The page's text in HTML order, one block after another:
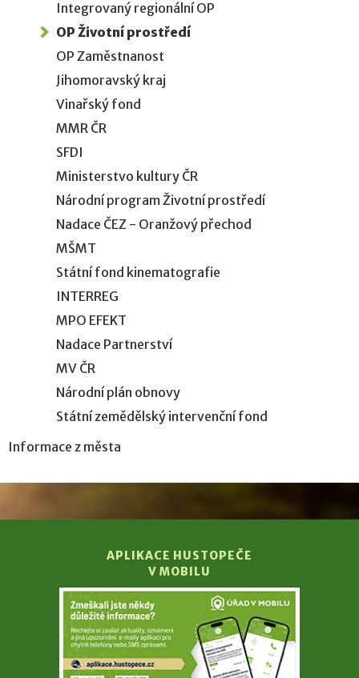
Integrovaný regionální OP
OP Životní prostředí
OP Zaměstnanost
Jihomoravský kraj
Vinařský fond
MMR ČR
SFDI
Ministerstvo kultury ČR
Národní program Životní prostředí
Nadace ČEZ - Oranžový přechod
MŠMT
Státní fond kinematografie
INTERREG
MPO EFEKT
Nadace Partnerství
MV ČR
Národní plán obnovy
Státní zemědělský intervenční fond
Informace z města
APLIKACE HUSTOPEČE
V MOBILU